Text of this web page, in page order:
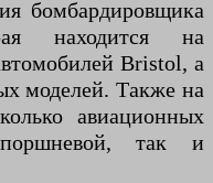
бомбардировщика
находится на
Bristol, а
моделей. Также на
авиационных
так и